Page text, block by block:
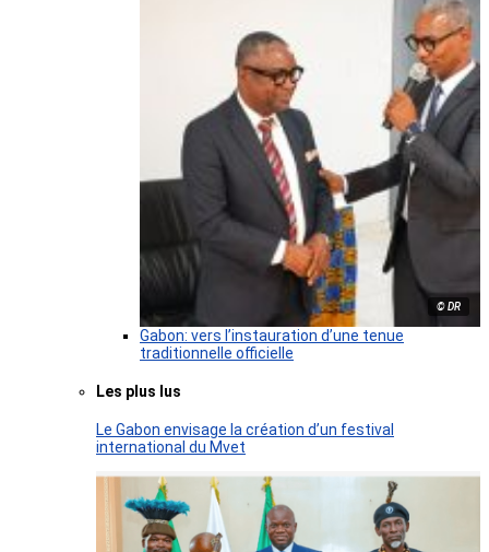
© DR
Gabon: vers l’instauration d’une tenue
traditionnelle officielle
Les plus lus
Le Gabon envisage la création d’un festival
international du Mvet